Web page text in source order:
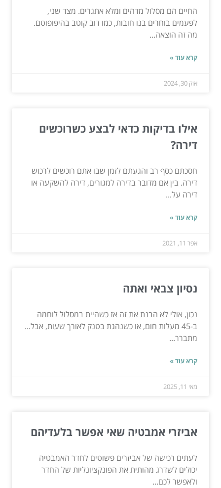
החיים הם מסלול מדהים ומלא אתגרים. מצד שני,
לפעמים בוחרים בנו חובות, כמו דוב קוטב בהיפופוטם.
מה זה הוצאה...
קרא עוד »
אוק 30, 2024
אילו בדיקות כדאי לבצע כשרוכשים
דירה?
חסכתם כסף רב והגעתם לזמן שבו אתם רוכשים לרכוש
דירה. בין אם מדובר בדירה למגורים, דירה להשקעה או
דירה על...
קרא עוד »
אפר 11, 2021
נסיון צבאי ואתה
נכון, אולי לא הבנת את זה אז כשהיית במסלול לוחמה
ב-45 מעלות חום, או כשנהגת בטנק לאורך שעות, אבל...
מתברר...
קרא עוד »
מאי 11, 2025
אביזרי אמבטיה שאי אפשר בלעדיהם
לעתים רכישה של אביזרים פשוטים לחדר האמבטיה
יכולים לשדרג מהותית את הפונקציונליות של החדר
ולאפשר לכם...